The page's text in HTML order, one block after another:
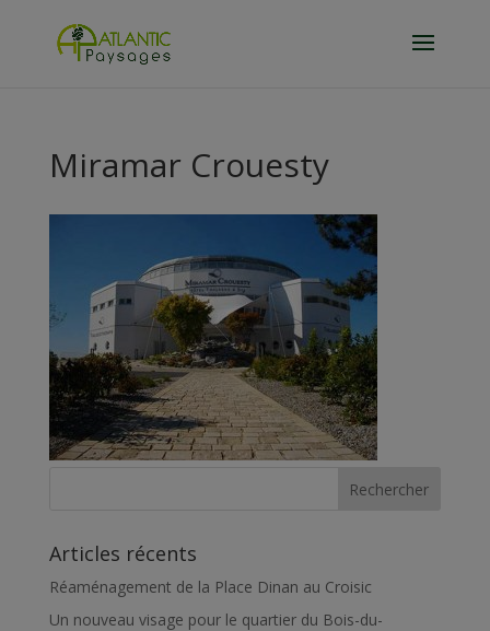
Miramar Crouesty
Articles récents
Réaménagement de la Place Dinan au Croisic
Un nouveau visage pour le quartier du Bois-du-